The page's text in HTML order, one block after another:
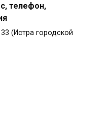
телефон,
(Истра городской